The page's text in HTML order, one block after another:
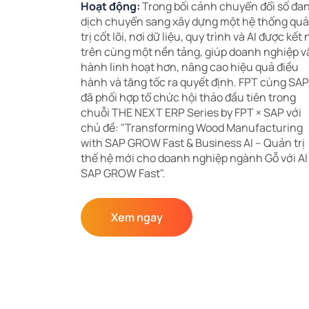
Hoạt động:Trong bối cảnh chuyển đổi số
dịch chuyển sang xây dựng một hệ thống
trị cốt lõi, nơi dữ liệu, quy trình và AI được kết
trên cùng một nền tảng, giúp doanh nghiệp
hành linh hoạt hơn, nâng cao hiệu quả điều
hành và tăng tốc ra quyết định. FPT cùng SAP
đã phối hợp tổ chức hội thảo đầu tiên trong
chuỗi THE NEXT ERP Series by FPT × SAP với
chủ đề: "Transforming Wood Manufacturing
with SAP GROW Fast & Business AI – Quản trị
thế hệ mới cho doanh nghiệp ngành Gỗ với AI
SAP GROW Fast".
Xem ngay